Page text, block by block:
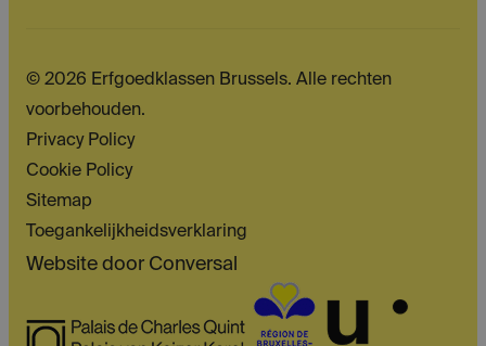
© 2026 Erfgoedklassen Brussels. Alle rechten
voorbehouden.
Privacy Policy
Cookie Policy
Sitemap
Toegankelijkheidsverklaring
Website door Conversal